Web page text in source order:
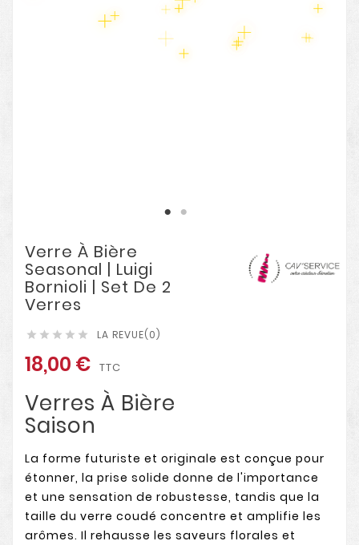
Verre À Bière
Seasonal | Luigi
Bornioli | Set De 2
Verres
     LA REVUE(0)
18,00 € TTC
Verres À Bière
Saison
La forme futuriste et originale est conçue pour
étonner, la prise solide donne de l'importance
et une sensation de robustesse, tandis que la
taille du verre coudé concentre et amplifie les
arômes. Il rehausse les saveurs florales et